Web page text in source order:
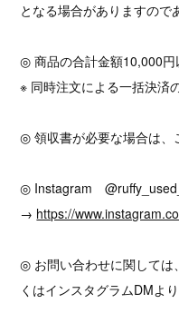
となる場合がありますので
◎ 商品の合計金額10,000円
※ 同時注文による一括決済
◎ 領収書が必要な場合は、
◎ Instagram
→ https://
◎ お問い合わせに関しては
くはインスタグラムDMよ